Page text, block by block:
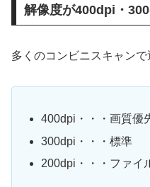
解像度が400dpi・
多くのコンビニスキャン
400dpi・・・画質優
300dpi・・・標準
200dpi・・・ファイ